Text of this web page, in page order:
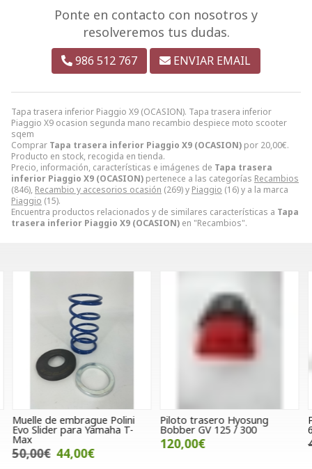
Tapa trasera inferior Piaggio X9 (OCASION). Tapa trasera inferior
Piaggio X9 ocasion segunda mano recambio despiece moto scooter
sqem
Comprar Tapa trasera inferior Piaggio X9 (OCASION) por 20,00€.
Producto en stock, recogida en tienda.
Precio, información, características e imágenes de Tapa trasera
inferior Piaggio X9 (OCASION) pertenece a las categorías Recambios
(846), Recambio y accesorios ocasión (269) y Piaggio (16) y a la marca
Piaggio (15).
Encuentra productos relacionados y de similares características a Tapa
trasera inferior Piaggio X9 (OCASION) en "Recambios".
Ponte en contacto con nosotros y
resolveremos tus dudas.
986 512 767 ENVIAR EMAIL
Muelle de embrague Polini
Evo Slider para Yamaha T-
Max
50,00€ 44,00€
Piloto trasero Hyosung
Bobber GV 125 / 300
120,00€